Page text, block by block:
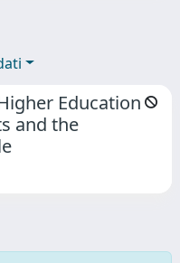
Education
and the